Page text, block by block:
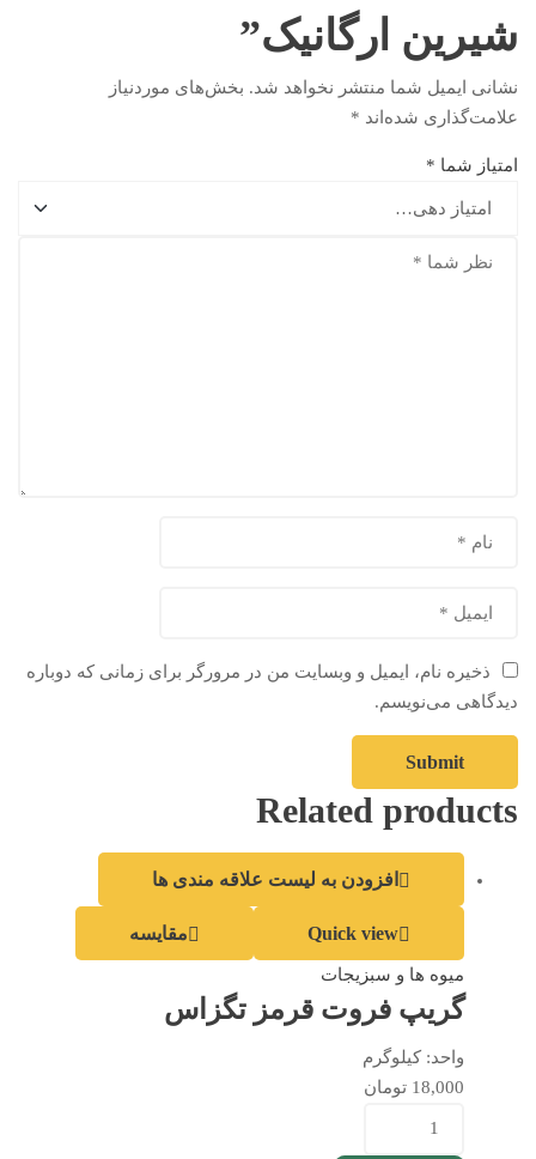
شیرین ارگانیک”
نشانی ایمیل شما منتشر نخواهد شد. بخش‌های موردنیاز
علامت‌گذاری شده‌اند *
امتیاز شما *
ذخیره نام، ایمیل و وبسایت من در مرورگر برای زمانی که دوباره
دیدگاهی می‌نویسم.
Related products
افزودن به لیست علاقه مندی ها
Quick view مقایسه
میوه ها و سبزیجات
گریپ فروت قرمز تگزاس
واحد: کیلوگرم
18,000 تومان